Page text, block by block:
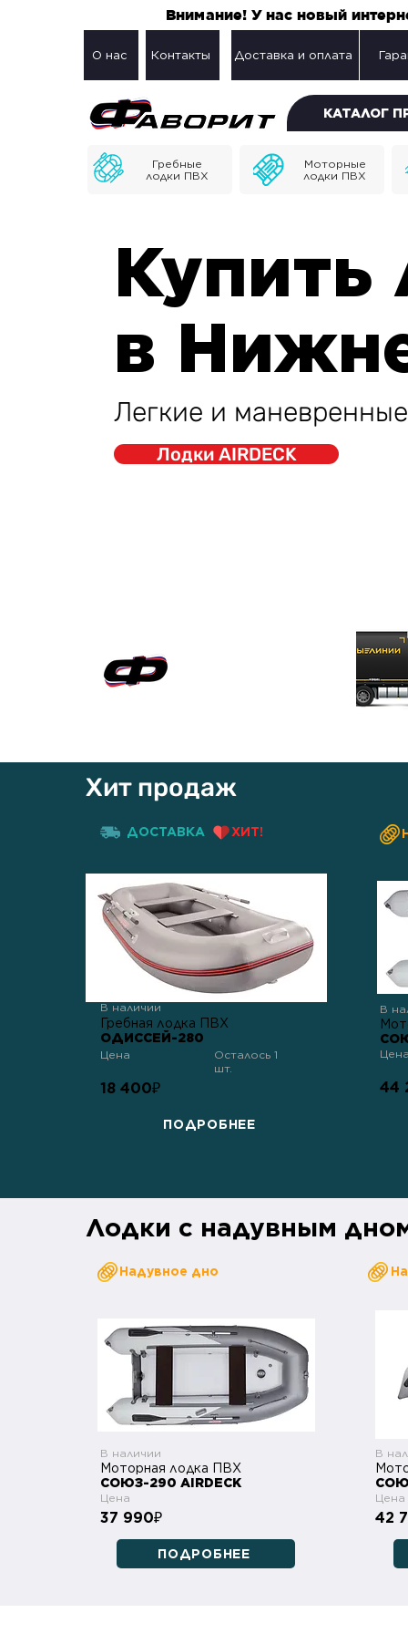
Внимание! У нас новый
О нас Контакты Доставка и оплата
КАТАЛОГ
Гребные
лодки ПВХ
Моторные
лодки ПВХ
Купить
в
Легкие и маневренные
Лодки AIRDECK
Хит продаж
ДОСТАВКА ХИТ!
В наличии
Гребная лодка ПВХ
ОДИССЕЙ-280
Цена
Осталось 1
шт.
18 400₽
ПОДРОБНЕЕ
В
Цена
44
Лодки с надувным
Надувное дно
В наличии
Моторная лодка ПВХ
СОЮЗ-290 AIRDECK
Цена
37 990₽
ПОДРОБНЕЕ
В
Цена
42